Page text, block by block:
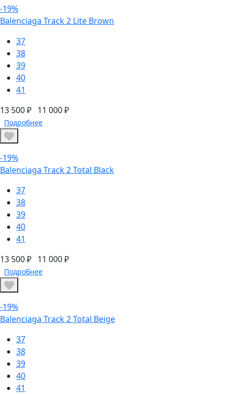
-19%
Balenciaga Track 2 Lite Brown
37
38
39
40
41
13 500 ₽ 11 000 ₽
Подробнее
-19%
Balenciaga Track 2 Total Black
37
38
39
40
41
13 500 ₽ 11 000 ₽
Подробнее
-19%
Balenciaga Track 2 Total Beige
37
38
39
40
41